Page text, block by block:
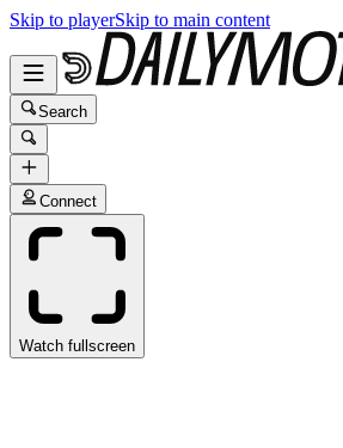
Skip to playerSkip to main content
Search
Connect
Watch fullscreen